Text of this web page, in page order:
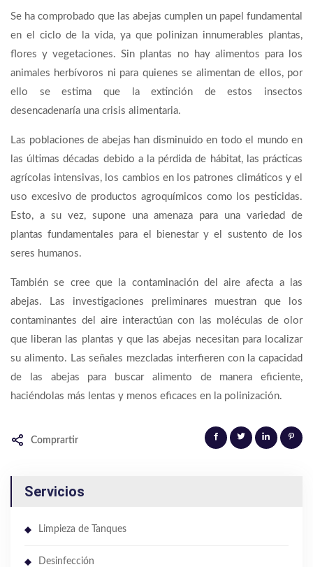
Se ha comprobado que las abejas cumplen un papel fundamental
en el ciclo de la vida, ya que polinizan innumerables plantas,
flores y vegetaciones. Sin plantas no hay alimentos para los
animales herbívoros ni para quienes se alimentan de ellos, por
ello se estima que la extinción de estos insectos
desencadenaría una crisis alimentaria.
Las poblaciones de abejas han disminuido en todo el mundo en
las últimas décadas debido a la pérdida de hábitat, las prácticas
agrícolas intensivas, los cambios en los patrones climáticos y el
uso excesivo de productos agroquímicos como los pesticidas.
Esto, a su vez, supone una amenaza para una variedad de
plantas fundamentales para el bienestar y el sustento de los
seres humanos.
También se cree que la contaminación del aire afecta a las
abejas. Las investigaciones preliminares muestran que los
contaminantes del aire interactúan con las moléculas de olor
que liberan las plantas y que las abejas necesitan para localizar
su alimento. Las señales mezcladas interfieren con la capacidad
de las abejas para buscar alimento de manera eficiente,
haciéndolas más lentas y menos eficaces en la polinización.
Comprartir
Servicios
Limpieza de Tanques
Desinfección